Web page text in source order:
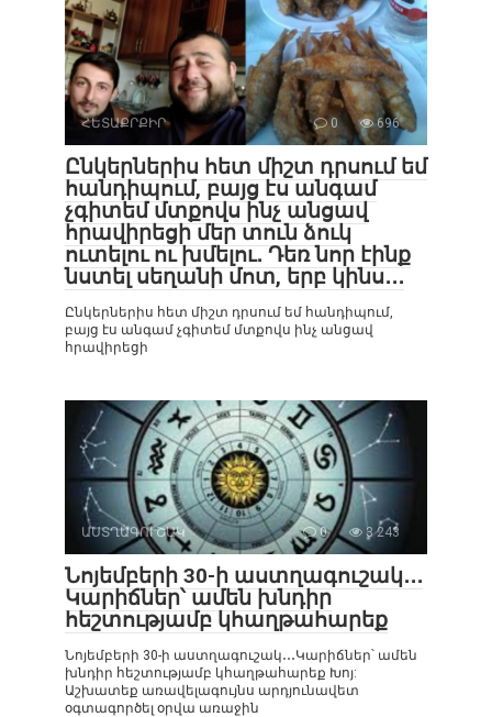
ՀԵՏԱՔՐՔԻՐ 0 696
Ընկերներիս հետ միշտ դրսում եմ
հանդիպում, բայց էս անգամ
չգիտեմ մտքովս ինչ անցավ
հրավիրեցի մեր տուն ձուկ
ուտելու ու խմելու․ Դեռ նոր էինք
նստել սեղանի մոտ, երբ կինս․․․
Ընկերներիս հետ միշտ դրսում եմ հանդիպում,
բայց էս անգամ չգիտեմ մտքովս ինչ անցավ
հրավիրեցի
ԱՍՏՂԱԳՈՒՇԱԿ 0 3 243
Նոյեմբերի 30-ի աստղագուշակ․․․
Կարիճներ՝ ամեն խնդիր
հեշտությամբ կհաղթահարեք
Նոյեմբերի 30-ի աստղագուշակ․․․Կարիճներ՝ ամեն
խնդիր հեշտությամբ կհաղթահարեք Խոյ:
Աշխատեք առավելագույնս արդյունավետ
օգտագործել օրվա առաջին